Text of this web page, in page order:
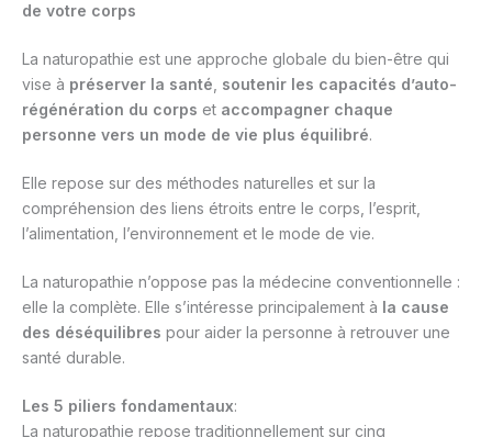
de votre corps
La naturopathie est une approche globale du bien-être qui
vise à préserver la santé soutenir les capacités d’auto-
régénération du corps et accompagner chaque
personne vers un mode de vie plus équilibré.
Elle repose sur des méthodes naturelles et sur la
compréhension des liens étroits entre le corps, l’esprit,
l’alimentation, l’environnement et le mode de vie.
La naturopathie n’oppose pas la médecine conventionnelle :
elle la complète. Elle s’intéresse principalement à la cause
des déséquilibres pour aider la personne à retrouver une
santé durable.
Les 5 piliers fondamentaux:
La naturopathie repose traditionnellement sur cinq